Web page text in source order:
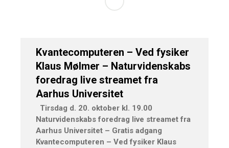
Kvantecomputeren – Ved fysiker
Klaus Mølmer – Naturvidenskabs
foredrag live streamet fra
Aarhus Universitet
Tirsdag d. 20. oktober kl. 19.00
Naturvidenskabs foredrag live streamet fra
Aarhus Universitet – Gratis adgang
Kvantecomputeren – Ved fysiker Klaus